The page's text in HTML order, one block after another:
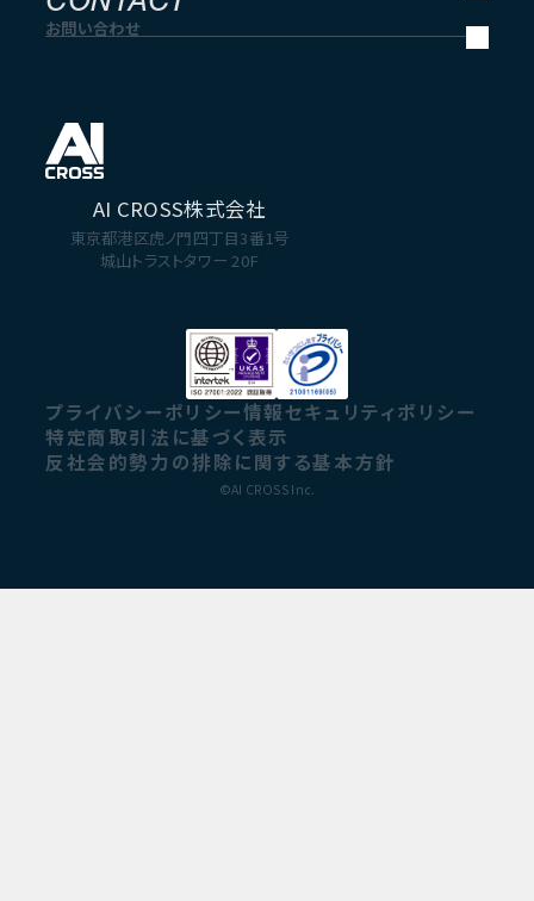
お問い合わせ
AI CROSS株式会社
東京都港区虎ノ門四丁目3番1号
城山トラストタワー 20F
プライバシーポリシー情報セキュリティポリシー
特定商取引法に基づく表示
反社会的勢力の排除に関する基本方針
©AI CROSS Inc.